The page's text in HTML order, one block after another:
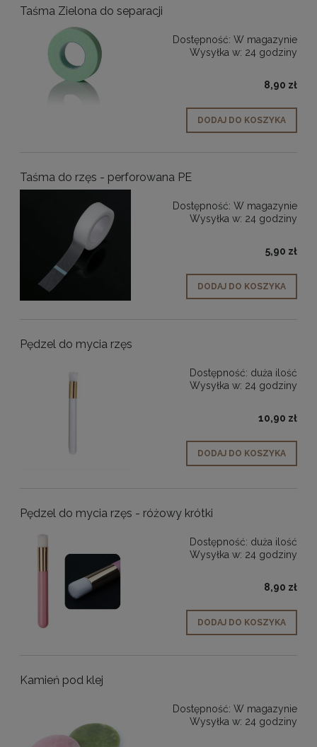
Taśma Zielona do separacji
Dostępność: W magazynie
Wysyłka w: 24 godziny
8,90 zł
DODAJ DO KOSZYKA
Taśma do rzęs - perforowana PE
Dostępność: W magazynie
Wysyłka w: 24 godziny
5,90 zł
DODAJ DO KOSZYKA
Pędzel do mycia rzęs
Dostępność: duża ilość
Wysyłka w: 24 godziny
10,90 zł
DODAJ DO KOSZYKA
Pędzel do mycia rzęs - różowy krótki
Dostępność: duża ilość
Wysyłka w: 24 godziny
8,90 zł
DODAJ DO KOSZYKA
Kamień pod klej
Dostępność: W magazynie
Wysyłka w: 24 godziny